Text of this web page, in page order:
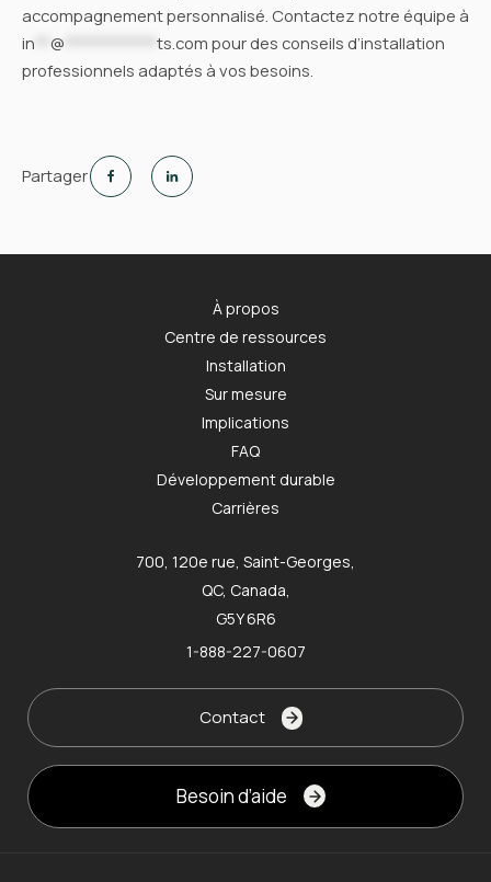
accompagnement personnalisé. Contactez notre équipe à
in
@ ts.com pour des conseils d’installation
professionnels adaptés à vos besoins.
Partager
À propos
Centre de ressources
Installation
Sur mesure
Implications
FAQ
Développement durable
Carrières
700, 120e rue, Saint-Georges,
QC, Canada,
G5Y 6R6
1-888-227-0607
Contact
Besoin d’aide